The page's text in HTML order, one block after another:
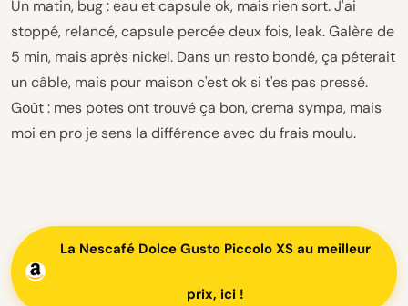
Un matin, bug : eau et capsule ok, mais rien sort. J'ai
stoppé, relancé, capsule percée deux fois, leak. Galère de
5 min, mais après nickel. Dans un resto bondé, ça péterait
un câble, mais pour maison c'est ok si t'es pas pressé.
Goût : mes potes ont trouvé ça bon, crema sympa, mais
moi en pro je sens la différence avec du frais moulu.
La Nescafé Dolce Gusto Piccolo XS au meilleur
prix, ici !